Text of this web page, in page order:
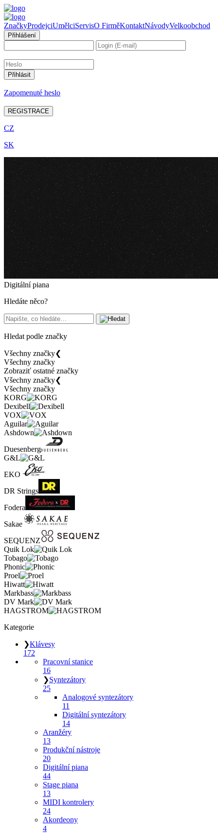
ZnačkyProdejciUmělciServisO FirměKontaktNávodyVelkoobchod
Přihlášení
Zapomenuté heslo
REGISTRACE
CZ
SK
Digitální piana
Hledáte něco?
Hledat podle značky
Všechny značky❮
Všechny značky
Zobraziť ostatné značky
Všechny značky❮
Všechny značky
KORG
Dexibell
VOX
Aguilar
Ashdown
Duesenberg
G&L
EKO
DR Strings
Fodera
Sakae
SEQUENZ
Quik Lok
Tobago
Phonic
Proel
Hiwatt
Markbass
DV Mark
HAGSTROM
Kategorie
❯Klávesy
172
Pracovní stanice
16
❯Syntezátory
25
Analogové syntezátory
11
Digitální syntezátory
14
Aranžéry
13
Produkční nástroje
20
Digitální piana
44
Stage piana
13
MIDI kontrolery
24
Akordeony
4